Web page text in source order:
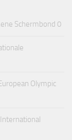
Schermbond 0
Olympic
International